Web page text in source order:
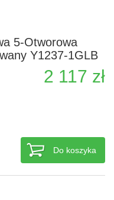
5-Otworowa
Y1237-1GLB
2 117 zł
Do koszyka